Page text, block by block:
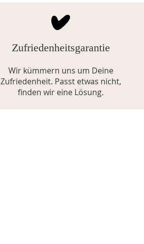
Zufriedenheitsgarantie
Wir kümmern uns um Deine
Zufriedenheit. Passt etwas nicht,
finden wir eine Lösung.